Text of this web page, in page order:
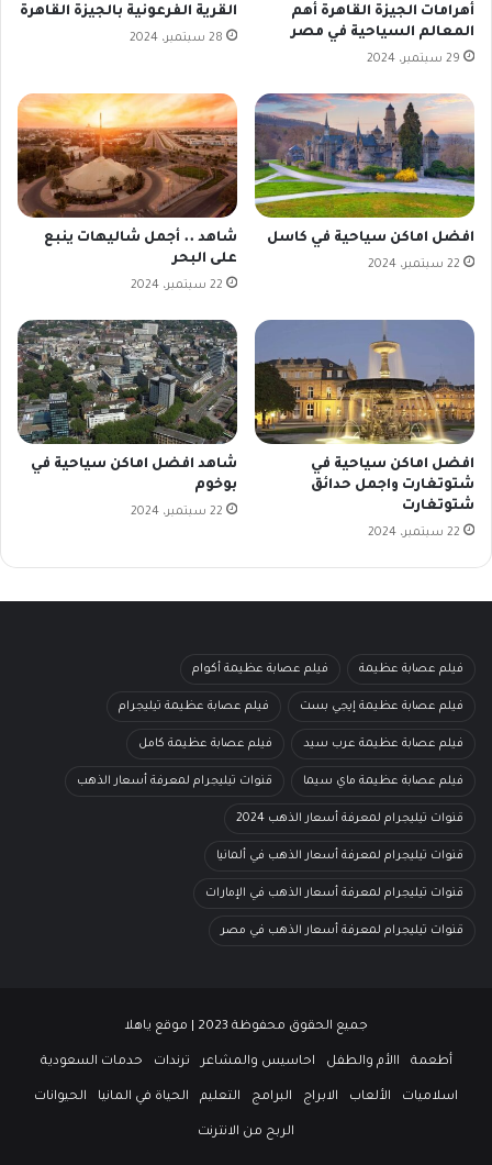
أهرامات الجيزة القاهرة أهم
المعالم السياحية في مصر
29 سبتمبر، 2024
القرية الفرعونية بالجيزة القاهرة
28 سبتمبر، 2024
افضل اماكن سياحية في كاسل
22 سبتمبر، 2024
شاهد .. أجمل شاليهات ينبع
على البحر
22 سبتمبر، 2024
افضل اماكن سياحية في
شتوتغارت واجمل حدائق
شتوتغارت
22 سبتمبر، 2024
شاهد افضل اماكن سياحية في
بوخوم
22 سبتمبر، 2024
فيلم عصابة عظيمة فيلم عصابة عظيمة أكوام
فيلم عصابة عظيمة إيجي بست فيلم عصابة عظيمة تيليجرام
فيلم عصابة عظيمة عرب سيد فيلم عصابة عظيمة كامل
فيلم عصابة عظيمة ماي سيما قنوات تيليجرام لمعرفة أسعار الذهب
قنوات تيليجرام لمعرفة أسعار الذهب 2024
قنوات تيليجرام لمعرفة أسعار الذهب في ألمانيا
قنوات تيليجرام لمعرفة أسعار الذهب في الإمارات
قنوات تيليجرام لمعرفة أسعار الذهب في مصر
جميع الحقوق محفوظة 2023 | موقع ياهلا
أطعمة االأم والطفل احاسيس والمشاعر ترندات حدمات السعودية
اسلاميات الألعاب الابراج البرامج التعليم الحياة في المانيا الحيوانات
الربح من الانترنت